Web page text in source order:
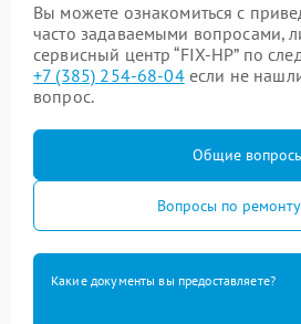
Вы можете ознакомиться с
часто задаваемыми вопросами,
сервисный центр “FIX-HP” по
+7 (385) 254-68-04если не
вопрос.
Общие
Вопросы по
Какие документы вы предоставляете?